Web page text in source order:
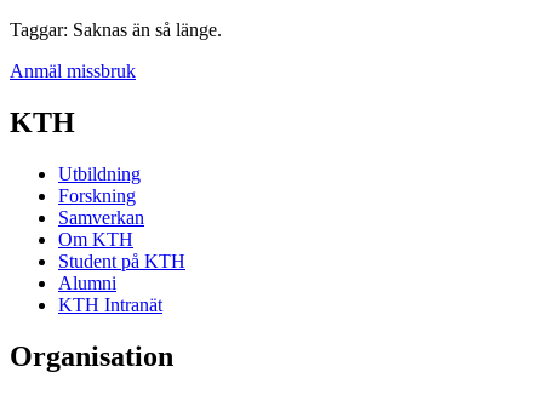
Taggar: Saknas än så länge.
Anmäl missbruk
KTH
Utbildning
Forskning
Samverkan
Om KTH
Student på KTH
Alumni
KTH Intranät
Organisation